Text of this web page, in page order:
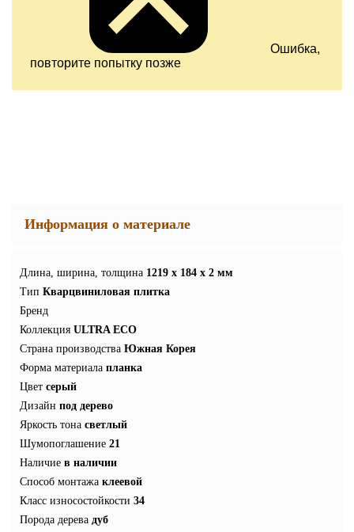
Ошибка,
повторите попытку позже
Информация о материале
Длина, ширина, толщина 1219 x 184 x 2 мм
Тип Кварцвиниловая плитка
Бренд
Коллекция ULTRA ECO
Страна производства Южная Корея
Форма материала планка
Цвет серый
Дизайн под дерево
Яркость тона светлый
Шумопоглашение 21
Наличие в наличии
Способ монтажа клеевой
Класс износостойкости 34
Порода дерева дуб